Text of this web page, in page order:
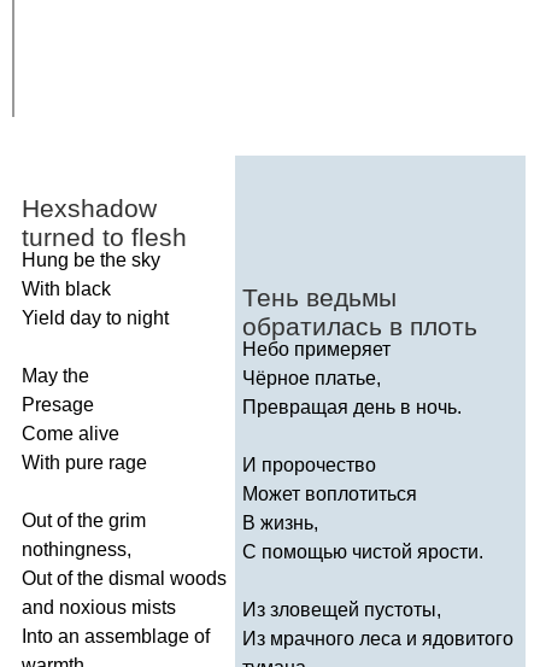
Hexshadow
turned to flesh
Hung be the sky
With black
Yield day to night
May the
Presage
Come alive
With pure rage
Out of the grim
nothingness,
Out of the dismal woods
and noxious mists
Into an assemblage of
Тень ведьмы
обратилась в плоть
Небо примеряет
Чёрное платье,
Превращая день в ночь.
И пророчество
Может воплотиться
В жизнь,
С помощью чистой ярости.
Из зловещей пустоты,
Из мрачного леса и ядовитого